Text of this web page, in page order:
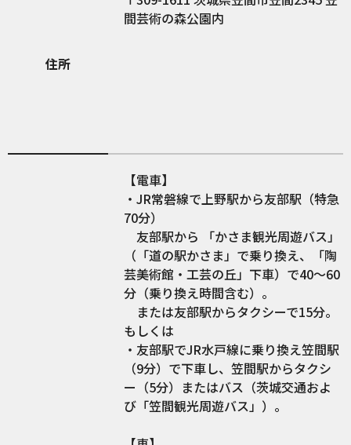
住所
間芸術の森公園内
【電車】
・JR常磐線で上野駅から友部駅（特急
70分）
友部駅から 「かさま観光周遊バス」
（「道の駅かさま」で乗り換え、「陶
芸美術館・工芸の丘」下車）で40～60
分（乗り換え時間含む）。
または友部駅からタクシーで15分。
もしくは
・友部駅でJR水戸線に乗り換え笠間駅
（9分）で下車し、笠間駅からタクシ
ー（5分）またはバス（茨城交通およ
び「笠間観光周遊バス」）。